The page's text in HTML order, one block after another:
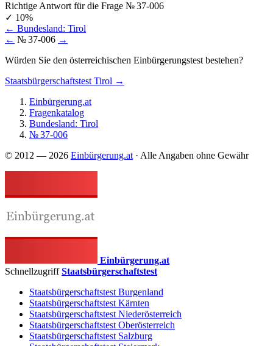
Richtige Antwort für die Frage № 37-006
✓ 10%
← Bundesland: Tirol
← № 37-006 →
Würden Sie den österreichischen Einbürgerungstest bestehen?
Staatsbürgerschaftstest Tirol →
Einbürgerung.at
Fragenkatalog
Bundesland: Tirol
№ 37-006
© 2012 — 2026 Einbürgerung.at· Alle Angaben ohne Gewähr
Einbürgerung.at
SchnellzugriffStaatsbürgerschaftstest
Staatsbürgerschaftstest Burgenland
Staatsbürgerschaftstest Kärnten
Staatsbürgerschaftstest Niederösterreich
Staatsbürgerschaftstest Oberösterreich
Staatsbürgerschaftstest Salzburg